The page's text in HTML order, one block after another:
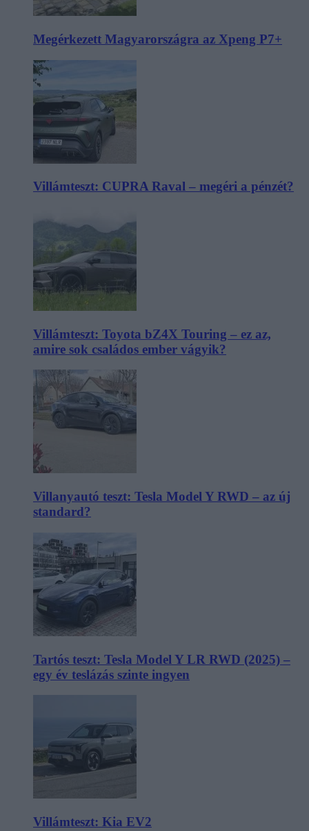
Megérkezett Magyarországra az Xpeng P7+
Villámteszt: CUPRA Raval – megéri a pénzét?
Villámteszt: Toyota bZ4X Touring – ez az,
amire sok családos ember vágyik?
Villanyautó teszt: Tesla Model Y RWD – az új
standard?
Tartós teszt: Tesla Model Y LR RWD (2025) –
egy év teslázás szinte ingyen
Villámteszt: Kia EV2